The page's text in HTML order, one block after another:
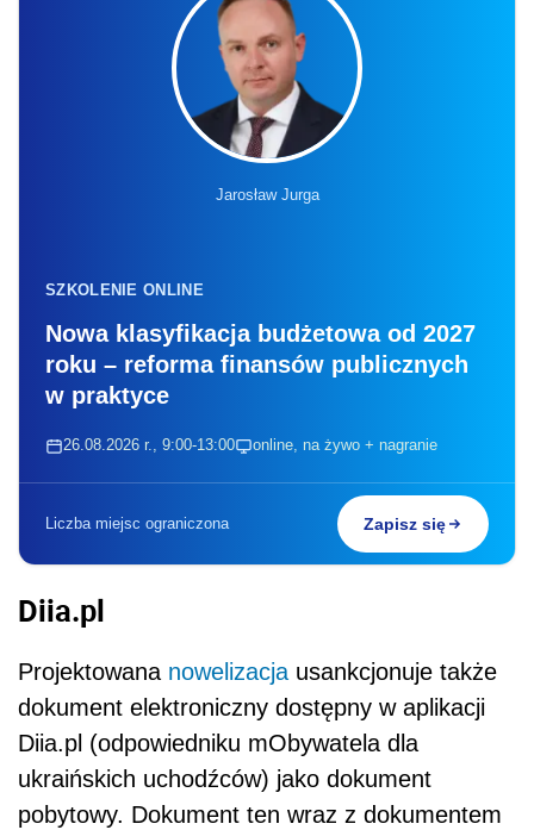
Jarosław Jurga
SZKOLENIE ONLINE
Nowa klasyfikacja budżetowa od 2027
roku – reforma finansów publicznych
w praktyce
26.08.2026 r., 9:00-13:00 online, na żywo + nagranie
Liczba miejsc ograniczona Zapisz się
Diia.pl
Projektowana nowelizacja usankcjonuje także
dokument elektroniczny dostępny w aplikacji
Diia.pl (odpowiedniku mObywatela dla
ukraińskich uchodźców) jako dokument
pobytowy. Dokument ten wraz z dokumentem